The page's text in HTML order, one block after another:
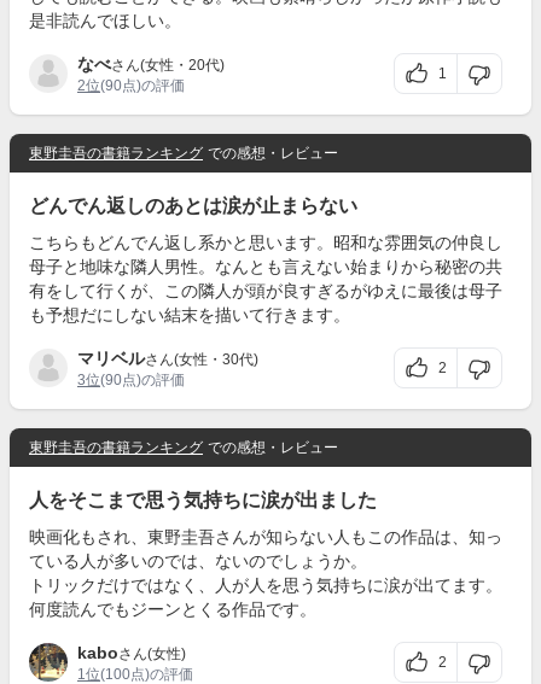
是非読んでほしい。
なべさん(女性・20代)
2位(90点)の評価
1
東野圭吾の書籍ランキング での感想・レビュー
どんでん返しのあとは涙が止まらない
こちらもどんでん返し系かと思います。昭和な雰囲気の仲良し
母子と地味な隣人男性。なんとも言えない始まりから秘密の共
有をして行くが、この隣人が頭が良すぎるがゆえに最後は母子
も予想だにしない結末を描いて行きます。
マリベルさん(女性・30代)
3位(90点)の評価
2
東野圭吾の書籍ランキング での感想・レビュー
人をそこまで思う気持ちに涙が出ました
映画化もされ、東野圭吾さんが知らない人もこの作品は、知っ
ている人が多いのでは、ないのでしょうか。
トリックだけではなく、人が人を思う気持ちに涙が出てます。
何度読んでもジーンとくる作品です。
kaboさん(女性)
1位(100点)の評価
2